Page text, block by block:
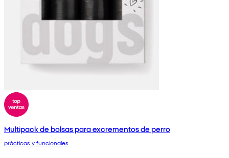
Multipack de bolsas para excrementos de perro
prácticas y funcionales